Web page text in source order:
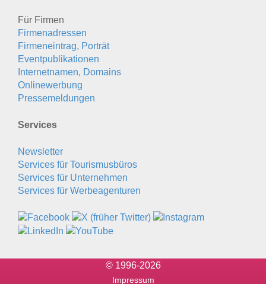
Für Firmen
Firmenadressen
Firmeneintrag, Porträt
Eventpublikationen
Internetnamen, Domains
Onlinewerbung
Pressemeldungen
Services
Newsletter
Services für Tourismusbüros
Services für Unternehmen
Services für Werbeagenturen
© 1996-2026
Impressum